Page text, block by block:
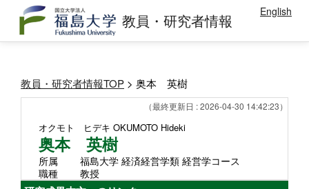
教員・研究者情報 English
教員・研究者情報TOP > 奥本 英樹
（最終更新日 : 2026-04-30 14:42:23）
オクモト ヒデキ OKUMOTO Hideki
奥本 英樹
所属
福島大学 経済経営学類 経営学コース
職種
教授